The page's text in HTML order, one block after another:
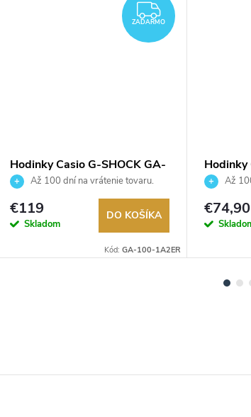
ZADARMO
ZADARMO
Hodinky Casio G-SHOCK GA-
100-1A2ER
Až 100 dní na vrátenie tovaru.
Autorizovaný predajca.
€119
Skladom
DO KOŠÍKA
Kód: GA-100-1A2ER
1AEF
Až
€74,90